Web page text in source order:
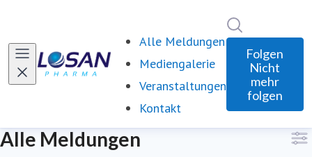
Alle Meldungen
Mediengalerie
Veranstaltungen
Kontakt
Folgen
Nicht
mehr
folgen
Alle Meldungen